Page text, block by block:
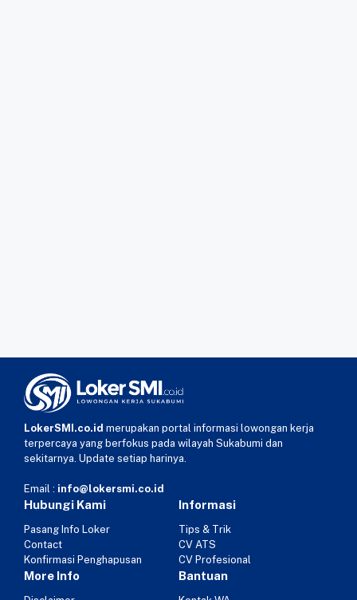
LokerSMI.co.id merupakan portal informasi lowongan kerja
terpercaya yang berfokus pada wilayah Sukabumi dan
sekitarnya. Update setiap harinya.
Email : info@lokersmi.co.id
Hubungi Kami
Pasang Info Loker
Contact
Konfirmasi Penghapusan
Informasi
Tips & Trik
CV ATS
CV Profesional
More Info Bantuan